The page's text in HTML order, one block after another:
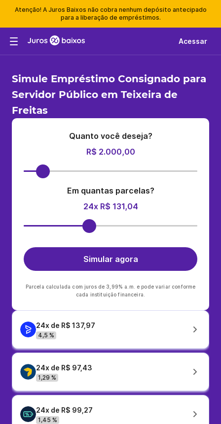
Atenção! A Juros Baixos não cobra nenhum depósito antecipado
para a liberação de empréstimos.
Acessar
Simule Empréstimo Consignado para
Servidor Público em Teixeira de
Freitas
Quanto você deseja?
R$ 2.000,00
Em quantas parcelas?
24x R$ 131,04
Simular agora
Parcela calculada com juros de 3,99% a.m. e pode variar conforme
cada instituição financeira.
24x de R$ 137,97
4,5 %
24x de R$ 97,43
1,29 %
24x de R$ 99,27
1,45 %